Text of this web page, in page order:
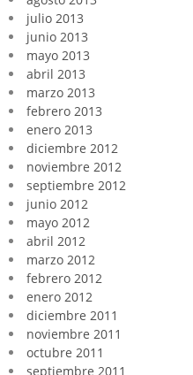
julio 2013
junio 2013
mayo 2013
abril 2013
marzo 2013
febrero 2013
enero 2013
diciembre 2012
noviembre 2012
septiembre 2012
junio 2012
mayo 2012
abril 2012
marzo 2012
febrero 2012
enero 2012
diciembre 2011
noviembre 2011
octubre 2011
septiembre 2011